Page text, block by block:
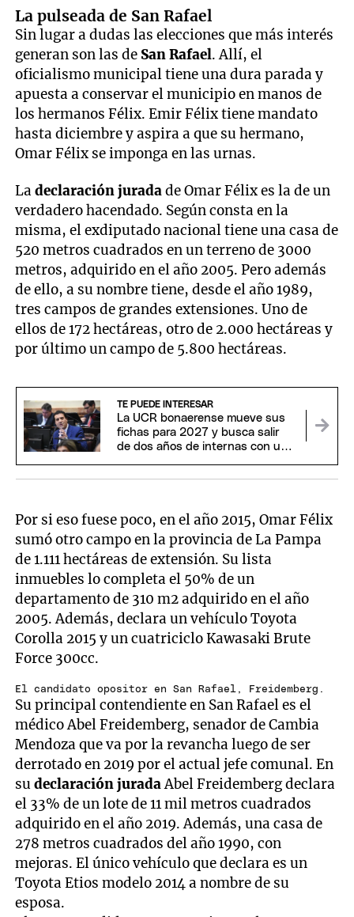
La pulseada de San Rafael
Sin lugar a dudas las elecciones que más interés
generan son las de San Rafael. Allí, el
oficialismo municipal tiene una dura parada y
apuesta a conservar el municipio en manos de
los hermanos Félix. Emir Félix tiene mandato
hasta diciembre y aspira a que su hermano,
Omar Félix se imponga en las urnas.
La declaración juradade Omar Félix es la de un
verdadero hacendado. Según consta en la
misma, el exdiputado nacional tiene una casa de
520 metros cuadrados en un terreno de 3000
metros, adquirido en el año 2005. Pero además
de ello, a su nombre tiene, desde el año 1989,
tres campos de grandes extensiones. Uno de
ellos de 172 hectáreas, otro de 2.000 hectáreas y
por último un campo de 5.800 hectáreas.
TE PUEDE INTERESAR
La UCR bonaerense mueve sus
fichas para 2027 y busca salir
de dos años de internas con una
Por si eso fuese poco, en el año 2015, Omar Félix
sumó otro campo en la provincia de La Pampa
de 1.111 hectáreas de extensión. Su lista
inmuebles lo completa el 50% de un
departamento de 310 m2 adquirido en el año
2005. Además, declara un vehículo Toyota
Corolla 2015 y un cuatriciclo Kawasaki Brute
Force 300cc.
El candidato opositor en San Rafael, Freidemberg.
Su principal contendiente en San Rafael es el
médico Abel Freidemberg, senador de Cambia
Mendoza que va por la revancha luego de ser
derrotado en 2019 por el actual jefe comunal. En
sudeclaración juradaAbel Freidemberg declara
el 33% de un lote de 11 mil metros cuadrados
adquirido en el año 2019. Además, una casa de
278 metros cuadrados del año 1990, con
mejoras. El único vehículo que declara es un
Toyota Etios modelo 2014 a nombre de su
esposa.